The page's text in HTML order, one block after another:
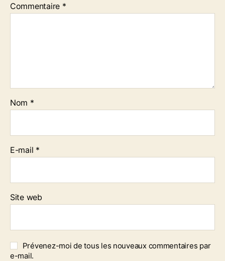
Commentaire *
Nom *
E-mail *
Site web
Prévenez-moi de tous les nouveaux commentaires par
e-mail.